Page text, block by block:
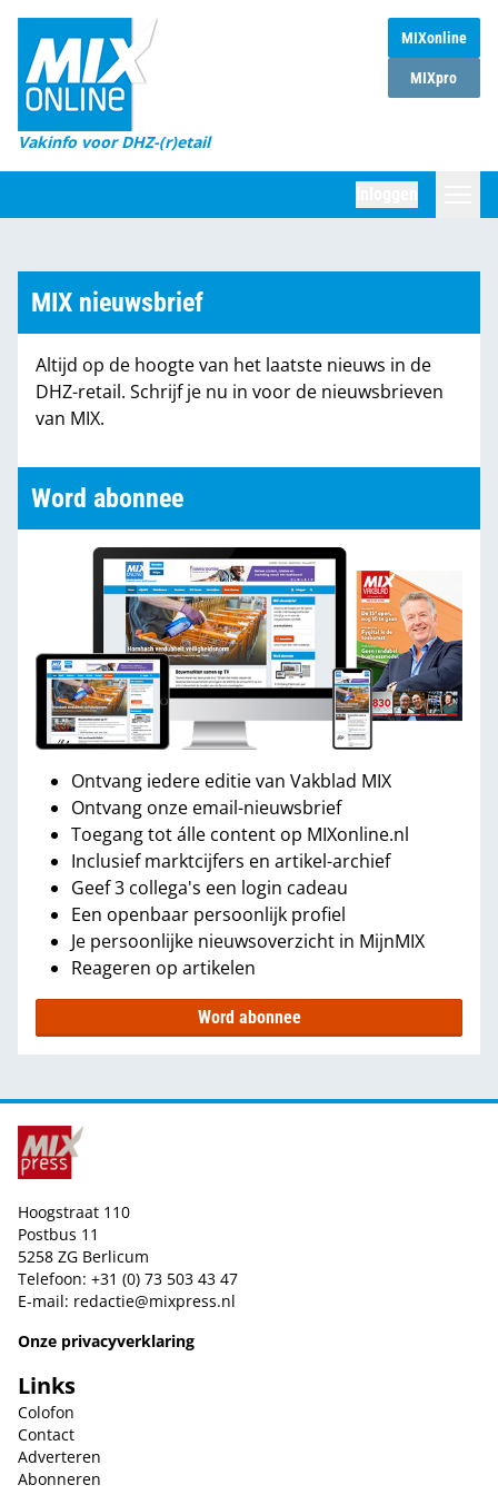
MIXonline
MIXpro
Vakinfo voor DHZ-(r)etail
Home
Magazines
DHZ Sessie
Marktcijfers
Partners
MIX nieuwsbrief
Altijd op de hoogte van het laatste nieuws in de
DHZ-retail. Schrijf je nu in voor de nieuwsbrieven
van MIX.
Word abonnee
Ontvang iedere editie van Vakblad MIX
Ontvang onze email-nieuwsbrief
Toegang tot álle content op MIXonline.nl
Inclusief marktcijfers en artikel-archief
Geef 3 collega's een login cadeau
Een openbaar persoonlijk profiel
Je persoonlijke nieuwsoverzicht in MijnMIX
Reageren op artikelen
Word abonnee
Hoogstraat 110
Postbus 11
5258 ZG Berlicum
Telefoon: +31 (0) 73 503 43 47
E-mail: redactie@mixpress.nl
Onze privacyverklaring
Links
Colofon
Contact
Adverteren
Abonneren